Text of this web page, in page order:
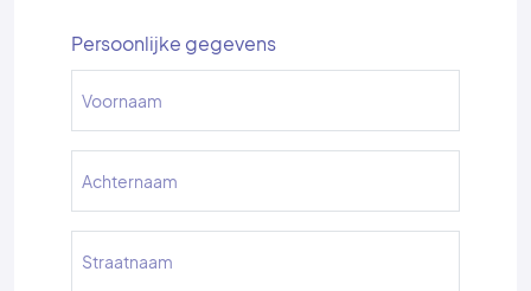
Persoonlijke gegevens